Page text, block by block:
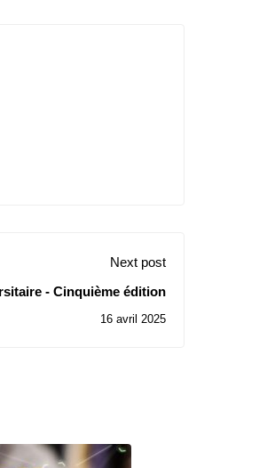
Next post
- Cinquième édition
16 avril 2025